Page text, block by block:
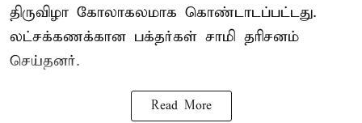
திருவிழா கோலாகலமாக கொண்டாடப்பட்டது.
லட்சக்கணக்கான பக்தர்கள் சாமி தரிசனம்
செய்தனர்.
Read More